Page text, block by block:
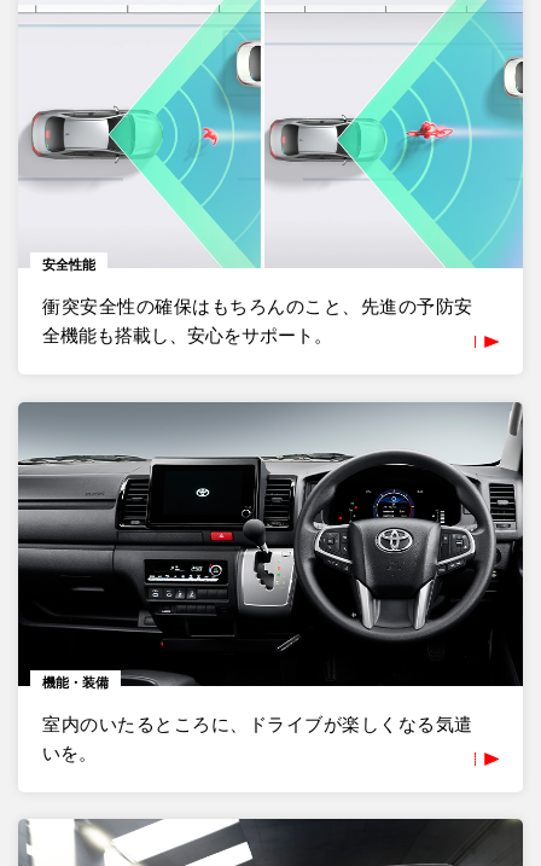
安全性能
衝突安全性の確保はもちろんのこと、先進の予防安
全機能も搭載し、安心をサポート。
機能・装備
室内のいたるところに、ドライブが楽しくなる気遣
いを。